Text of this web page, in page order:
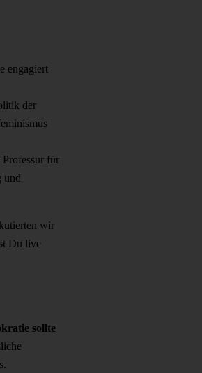
engagiert
der
Professur für
und
wir
Du live
sollte